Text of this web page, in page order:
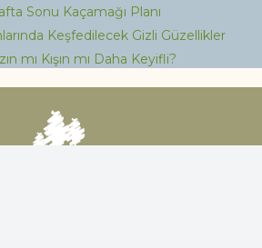
Sonu Kaçamağı Planı
Keşfedilecek Gizli Güzellikler
mı Kışın mı Daha Keyifli?